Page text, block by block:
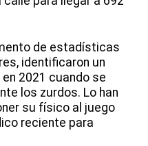
de estadísticas
identificaron un
2021 cuando se
los zurdos. Lo han
su físico al juego
reciente para